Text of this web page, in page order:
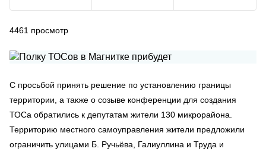
4461 просмотр
С просьбой принять решение по установлению границы
территории, а также о созыве конференции для создания
ТОСа обратились к депутатам жители 130 микрорайона.
Территорию местного самоуправления жители предложили
ограничить улицами Б. Ручьёва, Галиуллина и Труда и